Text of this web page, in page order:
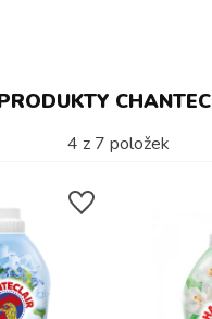
4 z 7 položek